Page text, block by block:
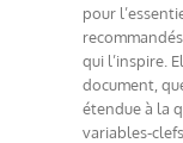
pour
qui l’inspire.
document,
étendue à la
variables-